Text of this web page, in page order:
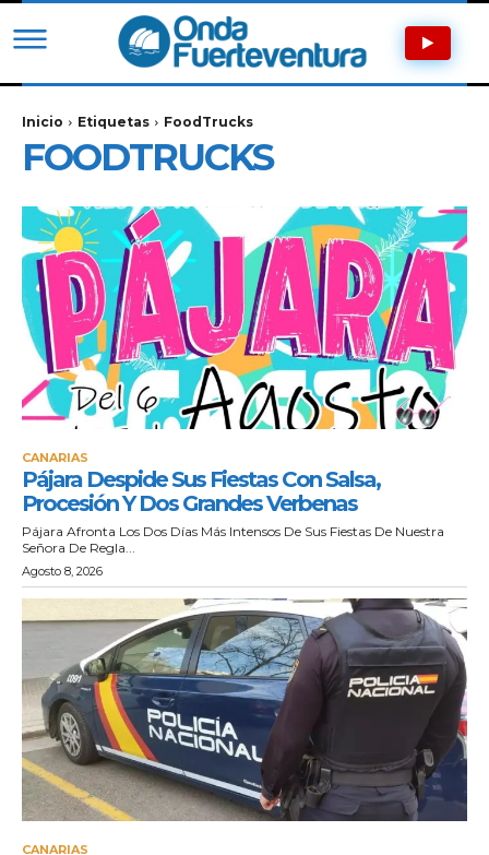
Inicio Etiquetas FoodTrucks
FOODTRUCKS
CANARIAS
Pájara Despide Sus Fiestas Con Salsa,
Procesión Y Dos Grandes Verbenas
Pájara Afronta Los Dos Días Más Intensos De Sus Fiestas De Nuestra
Señora De Regla...
Agosto 8, 2026
CANARIAS